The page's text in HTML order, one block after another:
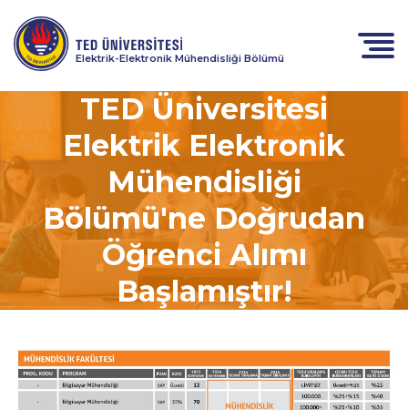
Elektrik-Elektronik Mühendisliği Bölümü
TED Üniversitesi
Elektrik Elektronik
Mühendisliği
Bölümü'ne Doğrudan
Öğrenci Alımı
Başlamıştır!